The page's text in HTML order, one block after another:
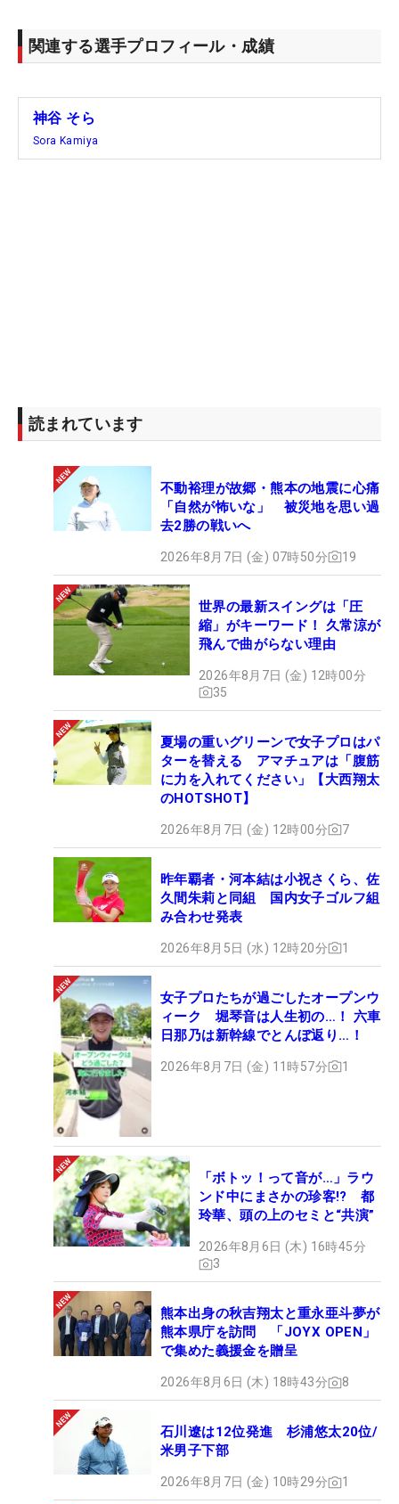
関連する選手プロフィール・成績
神谷 そら
Sora Kamiya
読まれています
不動裕理が故郷・熊本の地震に心痛
「自然が怖いな」 被災地を思い過
去2勝の戦いへ
2026年8月7日 (金) 07時50分 19
世界の最新スイングは「圧
縮」がキーワード！ 久常涼が
飛んで曲がらない理由
2026年8月7日 (金) 12時00分
35
夏場の重いグリーンで女子プロはパ
ターを替える アマチュアは「腹筋
に力を入れてください」【大西翔太
のHOTSHOT】
2026年8月7日 (金) 12時00分 7
昨年覇者・河本結は小祝さくら、佐
久間朱莉と同組 国内女子ゴルフ組
み合わせ発表
2026年8月5日 (水) 12時20分 1
女子プロたちが過ごしたオープンウ
ィーク 堀琴音は人生初の…！ 六車
日那乃は新幹線でとんぼ返り…！
2026年8月7日 (金) 11時57分 1
「ボトッ！って音が…」ラウ
ンド中にまさかの珍客!? 都
玲華、頭の上のセミと“共演”
2026年8月6日 (木) 16時45分
3
熊本出身の秋吉翔太と重永亜斗夢が
熊本県庁を訪問 「JOYX OPEN」
で集めた義援金を贈呈
2026年8月6日 (木) 18時43分 8
石川遼は12位発進 杉浦悠太20位/
米男子下部
2026年8月7日 (金) 10時29分 1